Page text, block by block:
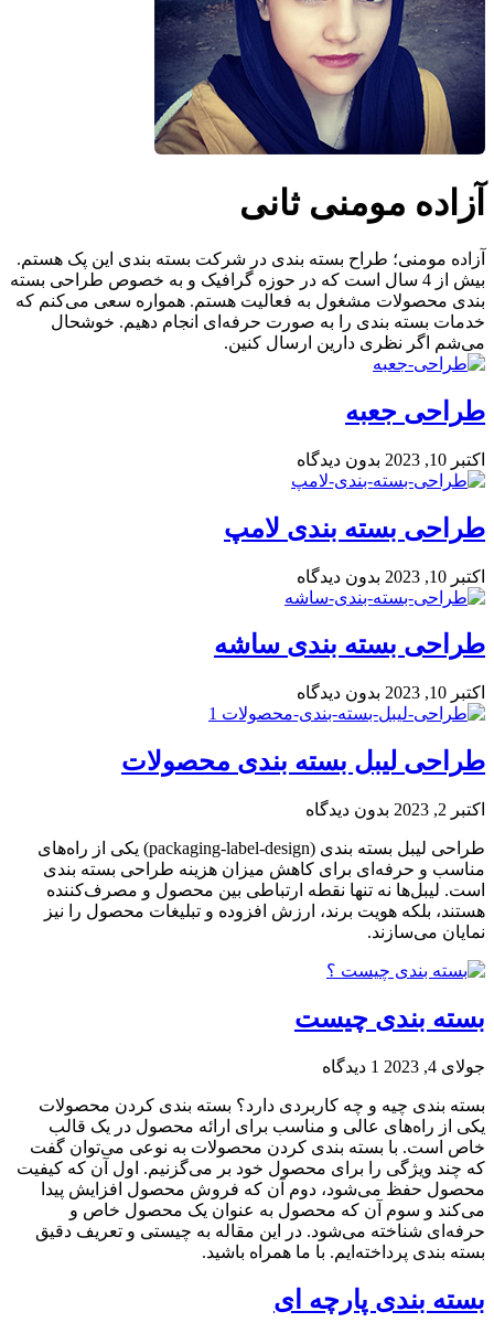
آزاده مومنی ثانی
آزاده مومنی؛ طراح بسته بندی در شرکت بسته بندی این پک هستم.
بیش از 4 سال است که در حوزه گرافیک و به خصوص طراحی بسته
بندی محصولات مشغول به فعالیت هستم. همواره سعی می‌کنم که
خدمات بسته بندی را به صورت حرفه‌ای انجام دهیم. خوشحال
می‌شم اگر نظری دارین ارسال کنین.
طراحی جعبه
اکتبر 10, 2023 بدون دیدگاه
طراحی بسته بندی لامپ
اکتبر 10, 2023 بدون دیدگاه
طراحی بسته بندی ساشه
اکتبر 10, 2023 بدون دیدگاه
طراحی لیبل بسته بندی محصولات
اکتبر 2, 2023 بدون دیدگاه
طراحی لیبل بسته بندی (packaging-label-design) یکی از راه‌های
مناسب و حرفه‌ای برای کاهش میزان هزینه طراحی بسته بندی
است. لیبل‌ها نه تنها نقطه‌ ارتباطی بین محصول و مصرف‌کننده
هستند، بلکه هویت برند، ارزش افزوده و تبلیغات محصول را نیز
نمایان می‌سازند.
بسته ‌بندی چیست
جولای 4, 2023 1 دیدگاه
بسته بندی چیه و چه کاربردی دارد؟ بسته بندی کردن محصولات
یکی از راه‌های عالی و مناسب برای ارائه محصول در یک قالب
خاص است. با بسته بندی کردن محصولات به نوعی می‌توان گفت
که چند ویژگی را برای محصول خود بر می‌گزنیم. اول آن که کیفیت
محصول حفظ می‌شود، دوم آن که فروش محصول افزایش پیدا
می‌کند و سوم آن که محصول به عنوان یک محصول خاص و
حرفه‌ای شناخته می‌شود. در این مقاله به چیستی و تعریف دقیق
بسته بندی پرداخته‌ایم. با ما همراه باشید.
بسته بندی پارچه ای